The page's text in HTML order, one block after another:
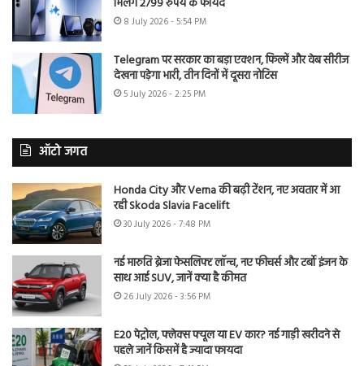
8 July 2026 - 5:54 PM
Telegram पर सरकार का बड़ा एक्शन, फिल्में और वेब सीरीज
देखना पड़ेगा भारी, तीन दिनों में दूसरा नोटिस
5 July 2026 - 2:25 PM
ऑटो जगत
Honda City और Verna की बढ़ी टेंशन, नए अवतार में आ
रही Skoda Slavia Facelift
30 July 2026 - 7:48 PM
नई मारुति ब्रेजा फेसलिफ्ट लॉन्च, नए फीचर्स और टर्बो इंजन के
साथ आई SUV, जानें क्या है कीमत
26 July 2026 - 3:56 PM
E20 पेट्रोल, फ्लेक्स फ्यूल या EV कार? नई गाड़ी खरीदने से
पहले जानें किसमें है ज्यादा फायदा